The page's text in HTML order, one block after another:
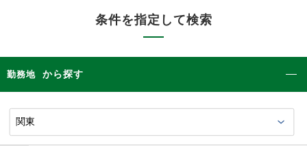
条件を指定して検索
勤務地 から探す